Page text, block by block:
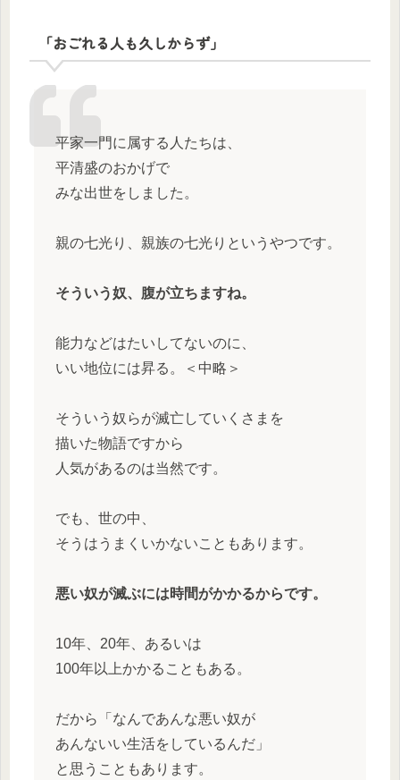
「おごれる人も久しからず」
平家一門に属する人たちは、
平清盛のおかげで
みな出世をしました。
親の七光り、親族の七光りというやつです。
そういう奴、腹が立ちますね。
能力などはたいしてないのに、
いい地位には昇る。＜中略＞
そういう奴らが滅亡していくさまを
描いた物語ですから
人気があるのは当然です。
でも、世の中、
そうはうまくいかないこともあります。
悪い奴が滅ぶには時間がかかるからです。
10年、20年、あるいは
100年以上かかることもある。
だから「なんであんな悪い奴が
あんないい生活をしているんだ」
と思うこともあります。